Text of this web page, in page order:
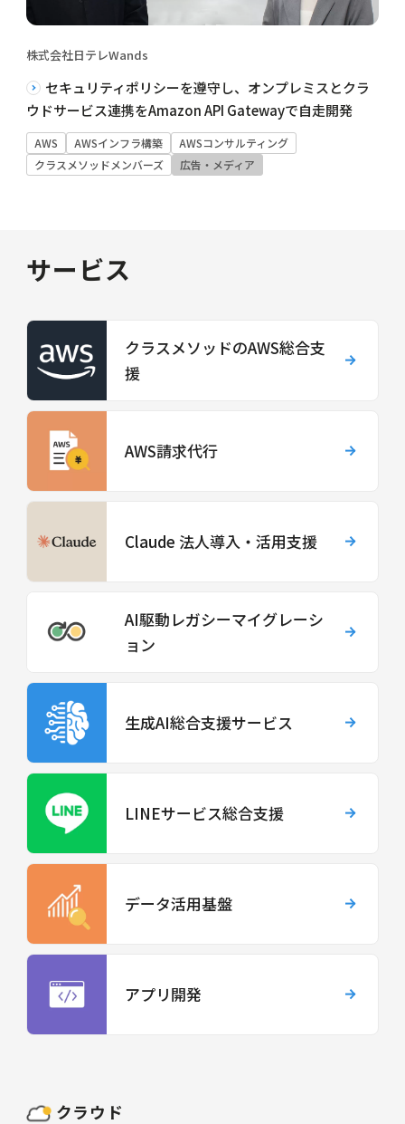
株式会社日テレWands
セキュリティポリシーを遵守し、オンプレミスとクラ
ウドサービス連携をAmazon API Gatewayで自走開発
AWS AWSインフラ構築
AWSコンサルティング
クラスメソッドメンバーズ
広告・メディア
サービス
クラスメソッドのAWS総合支
援
AWS請求代行
Claude 法人導入・活用支援
AI駆動レガシーマイグレーシ
ョン
生成AI総合支援サービス
LINEサービス総合支援
データ活用基盤
アプリ開発
クラウド